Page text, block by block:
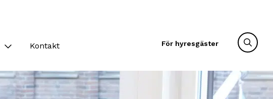
Kontakt För hyresgäster